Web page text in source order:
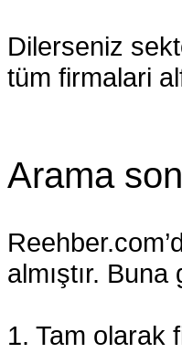
Dilerseniz
tüm firmalari
Arama
almıştır. Buna
1. Tam olarak